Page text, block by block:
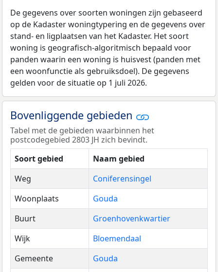
De gegevens over soorten woningen zijn gebaseerd
op de Kadaster woningtypering en de gegevens over
stand- en ligplaatsen van het Kadaster. Het soort
woning is geografisch-algoritmisch bepaald voor
panden waarin een woning is huisvest (panden met
een woonfunctie als gebruiksdoel). De gegevens
gelden voor de situatie op 1 juli 2026.
Bovenliggende gebieden
Tabel met de gebieden waarbinnen het
postcodegebied 2803 JH zich bevindt.
Soort gebied
Naam gebied
Weg
Coniferensingel
Woonplaats
Gouda
Buurt
Groenhovenkwartier
Wijk
Bloemendaal
Gemeente
Gouda